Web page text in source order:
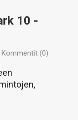
10 -
Kommentit (0)